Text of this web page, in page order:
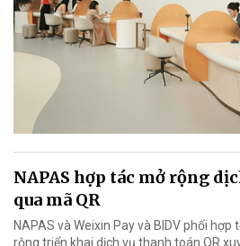
NAPAS hợp tác mở rộng
qua mã QR
NAPAS và Weixin Pay và BIDV phối
rộng triển khai dịch vụ thanh toán QR